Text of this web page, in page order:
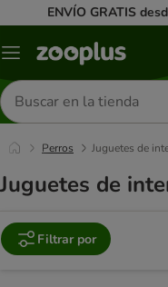
ENVÍO GRATIS
Menú
Buscar
productos
Perros Juguetes de
Juguetes de
Filtrar por